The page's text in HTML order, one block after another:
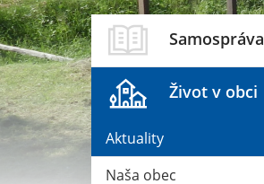
Samospráva
Život v obci
Aktuality
Naša obec